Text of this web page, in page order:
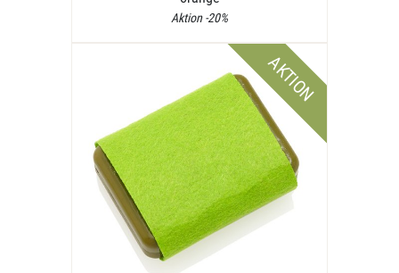
Aktion -20%
AKTION